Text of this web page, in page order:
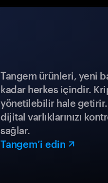
Tangem ürünleri, yeni
kadar herkes içindir.
yönetilebilir hale
dijital varlıklarınızı
sağlar.
Tangem’i edin